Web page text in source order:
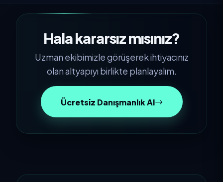
Hala kararsız mısınız?
Uzman ekibimizle görüşerek ihtiyacınız
olan altyapıyı birlikte planlayalım.